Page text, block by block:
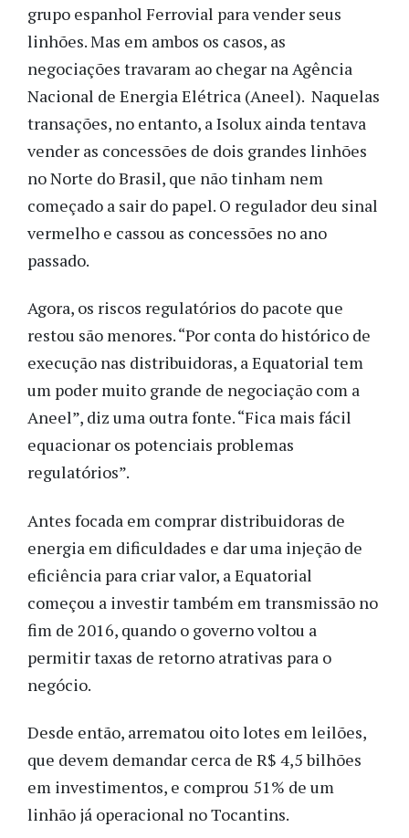
grupo espanhol Ferrovial para vender seus
linhões. Mas em ambos os casos, as
negociações travaram ao chegar na Agência
Nacional de Energia Elétrica (Aneel). Naquelas
transações, no entanto, a Isolux ainda tentava
vender as concessões de dois grandes linhões
no Norte do Brasil, que não tinham nem
começado a sair do papel. O regulador deu sinal
vermelho e cassou as concessões no ano
passado.
Agora, os riscos regulatórios do pacote que
restou são menores. “Por conta do histórico de
execução nas distribuidoras, a Equatorial tem
um poder muito grande de negociação com a
Aneel”, diz uma outra fonte. “Fica mais fácil
equacionar os potenciais problemas
regulatórios”.
Antes focada em comprar distribuidoras de
energia em dificuldades e dar uma injeção de
eficiência para criar valor, a Equatorial
começou a investir também em transmissão no
fim de 2016, quando o governo voltou a
permitir taxas de retorno atrativas para o
negócio.
Desde então, arrematou oito lotes em leilões,
que devem demandar cerca de R$ 4,5 bilhões
em investimentos, e comprou 51% de um
linhão já operacional no Tocantins.